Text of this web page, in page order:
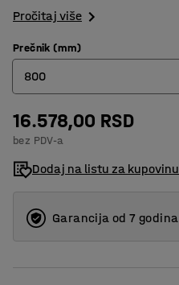
Pročitaj više
Prečnik (mm)
800
600
800
16.578,00 RSD
bez PDV-a
Dodaj na listu za kupovinu
Garancija od 7 godina